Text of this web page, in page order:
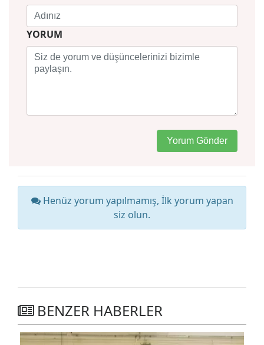
YORUM
Yorum Gönder
BENZER HABERLER